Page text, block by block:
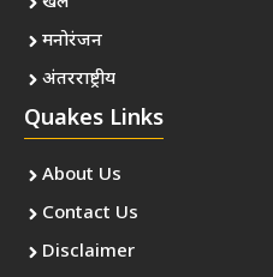
मनोरंजन
अंतरराष्ट्रीय
Quakes Links
About Us
Contact Us
Disclaimer